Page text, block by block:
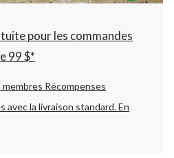
pour les commandes
99 $*
Récompenses
avec la livraison standard.En